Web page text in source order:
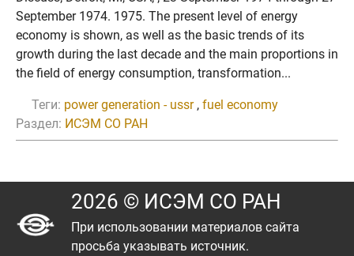
September 1974. 1975. The present level of energy
economy is shown, as well as the basic trends of its
growth during the last decade and the main proportions in
the field of energy consumption, transformation...
Теги: power generation - ussr, fuel economy
Раздел: ИСЭМ СО РАН
2026 © ИСЭМ СО РАН
При использовании материалов сайта
просьба указывать источник.